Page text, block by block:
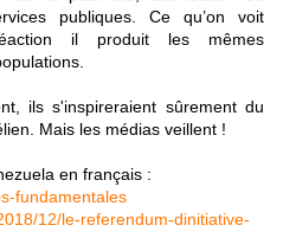
publiques. Ce qu’on voit
il produit les mêmes
ils s'inspireraient sûrement du
Mais les médias veillent !
en français :
fundamentales
12/le-referendum-dinitiative-